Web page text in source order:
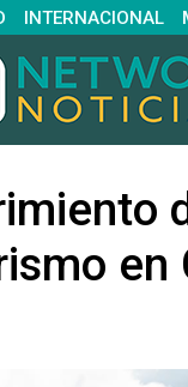
INTERNACIONAL
en